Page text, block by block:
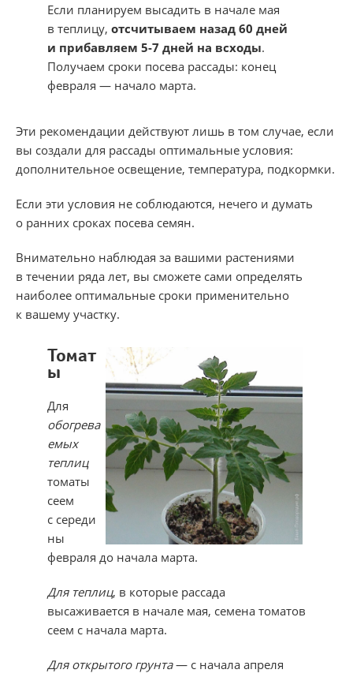
Если планируем высадить в начале мая
в теплицу, отсчитываем назад 60 дней
и прибавляем 5-7 дней на всходы.
Получаем сроки посева рассады: конец
февраля — начало марта.
Эти рекомендации действуют лишь в том случае, если
вы создали для рассады оптимальные условия:
дополнительное освещение, температура, подкормки.
Если эти условия не соблюдаются, нечего и думать
о ранних сроках посева семян.
Внимательно наблюдая за вашими растениями
в течении ряда лет, вы сможете сами определять
наиболее оптимальные сроки применительно
к вашему участку.
Томат
ы
Для
обогрева
емых
теп­лиц
томаты
сеем
с середи
ны
февраля до начала марта.
Для теплиц, в которые рассада
высаживается в начале мая, семена томатов
сеем с начала марта.
Для открытого грунта— с начала апреля